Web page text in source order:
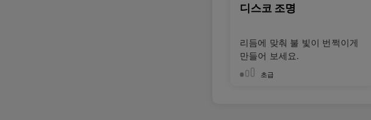
디스코 조명
리듬에 맞춰 불 빛이 번쩍이게
만들어 보세요.
초급